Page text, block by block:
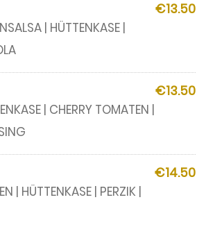
€13.50
| HÜTTENKASE |
€13.50
| CHERRY TOMATEN |
€14.50
| HÜTTENKASE | PERZIK |